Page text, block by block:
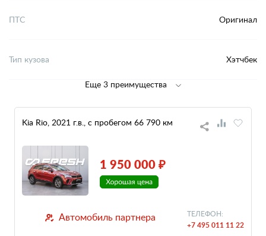
ПТС Оригинал
Тип кузова Хэтчбек
Еще 3 преимущества
Kia Rio, 2021 г.в., с пробегом 66 790 км
1 950 000 ₽
Автомобиль партнера ТЕЛЕФОН:
+7 495 011 11 22